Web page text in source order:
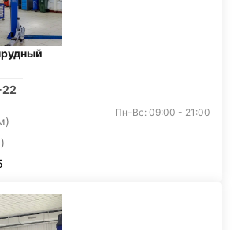
Пн-Вс: 09:00 - 21:00